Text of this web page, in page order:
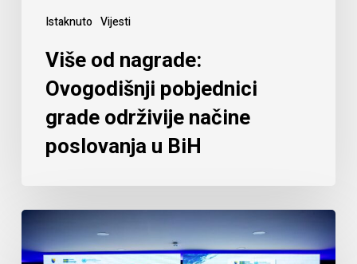
Istaknuto Vijesti
Više od nagrade:
Ovogodišnji pobjednici
grade održivije načine
poslovanja u BiH